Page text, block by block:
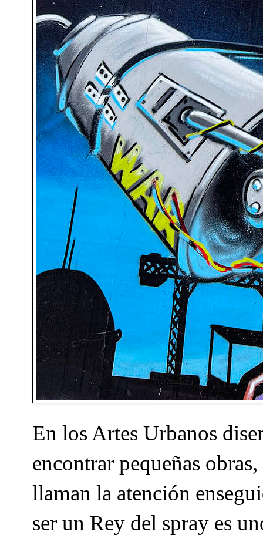
En los Artes Urbanos
encontrar pequeñas
llaman la atención
ser un Rey del spray es